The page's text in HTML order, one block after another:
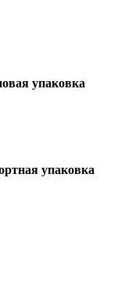
упаковка
упаковка